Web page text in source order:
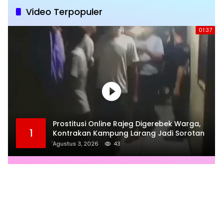
Video Terpopuler
01:37
1
Prostitusi Online Rajeg Digerebek Warga,
Kontrakan Kampung Larang Jadi Sorotan
Agustus 3, 2026 43